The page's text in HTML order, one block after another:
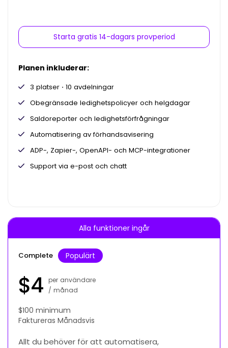
Starta gratis 14-dagars provperiod
Planen inkluderar:
3 platser ⋅ 10 avdelningar
Obegränsade ledighetspolicyer och helgdagar
Saldoreporter och ledighetsförfrågningar
Automatisering av förhandsavisering
ADP-, Zapier-, OpenAPI- och MCP-integrationer
Support via e-post och chatt
Alla funktioner ingår
Complete Populärt
$4 per användare
/ månad
$100 minimum
Faktureras Månadsvis
Allt du behöver för att automatisera,